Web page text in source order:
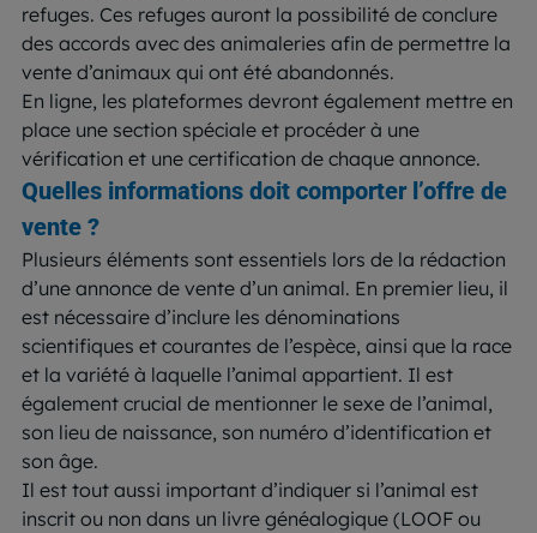
refuges. Ces refuges auront la possibilité de conclure
des accords avec des animaleries afin de permettre la
vente d’animaux qui ont été abandonnés.
En ligne, les plateformes devront également mettre en
place une section spéciale et procéder à une
vérification et une certification de chaque annonce.
Quelles informations doit comporter l’offre de
vente ?
Plusieurs éléments sont essentiels lors de la rédaction
d’une annonce de vente d’un animal. En premier lieu, il
est nécessaire d’inclure les dénominations
scientifiques et courantes de l’espèce, ainsi que la race
et la variété à laquelle l’animal appartient. Il est
également crucial de mentionner le sexe de l’animal,
son lieu de naissance, son numéro d’identification et
son âge.
Il est tout aussi important d’indiquer si l’animal est
inscrit ou non dans un livre généalogique (LOOF ou